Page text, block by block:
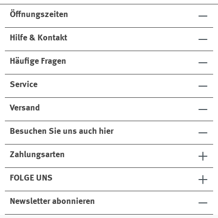
s
Öffnungszeiten
Hilfe & Kontakt
Häufige Fragen
Service
Versand
Besuchen Sie uns auch hier
Zahlungsarten
FOLGE UNS
Newsletter abonnieren